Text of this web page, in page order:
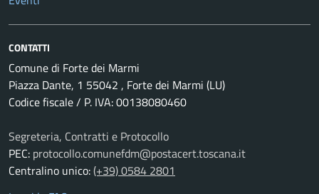
CONTATTI
Comune di Forte dei Marmi
Piazza Dante, 1 55042 , Forte dei Marmi (LU)
Codice fiscale / P. IVA: 00138080460
Segreteria, Contratti e Protocollo
PEC: protocollo.comunefdm@postacert.toscana.it
Centralino unico:(+39) 0584 2801